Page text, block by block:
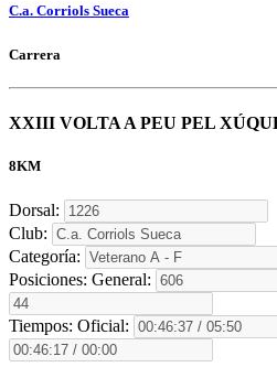
C.a. Corriols Sueca
Carrera
XXIII VOLTA A PEU PEL
8KM
Dorsal:
Club:
Categoría:
Posiciones: General:
Tiempos: Oficial: